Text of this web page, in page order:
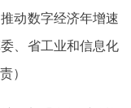
动数字经济年增速
、省工业和信息化
）